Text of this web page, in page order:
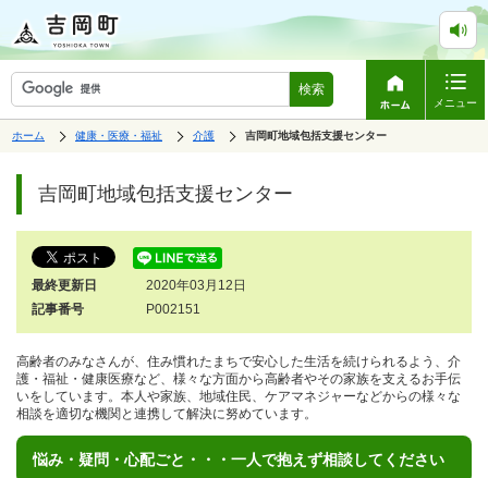
検索
メニュー
表
は、
ホーム
の
中
健康・医療・福祉
の
中
介護
の
吉岡町地域包括支援センター
す。
ジ
の
す。
吉岡町地域包括支援センター
最終更新日
2020年03月12日
記事番号
P002151
高齢者のみなさんが、住み慣れたまちで安心した生活を続けられるよう、介
護・福祉・健康医療など、様々な方面から高齢者やその家族を支えるお手伝
いをしています。本人や家族、地域住民、ケアマネジャーなどからの様々な
相談を適切な機関と連携して解決に努めています。
悩み・疑問・心配ごと・・・一人で抱えず相談してください